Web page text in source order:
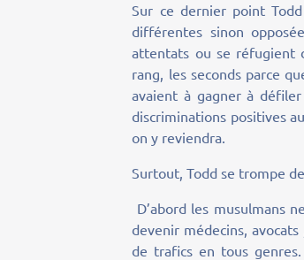
Sur ce dernier point
différentes sinon
attentats ou se réfugient
rang, les seconds parce
avaient à gagner à
discriminations positives
on y reviendra.
Surtout, Todd se trompe
D’abord les musulmans
devenir médecins,
de trafics en tous